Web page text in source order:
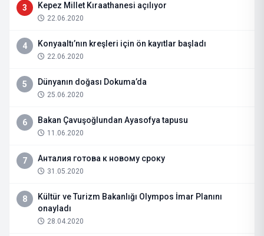
3 Kepez Millet Kıraathanesi açılıyor
22.06.2020
4 Konyaaltı’nın kreşleri için ön kayıtlar başladı
22.06.2020
5 Dünyanın doğası Dokuma’da
25.06.2020
6 Bakan Çavuşoğlundan Ayasofya tapusu
11.06.2020
7 Анталия готова к новому сроку
31.05.2020
8
Kültür ve Turizm Bakanlığı Olympos İmar Planını
onayladı
28.04.2020